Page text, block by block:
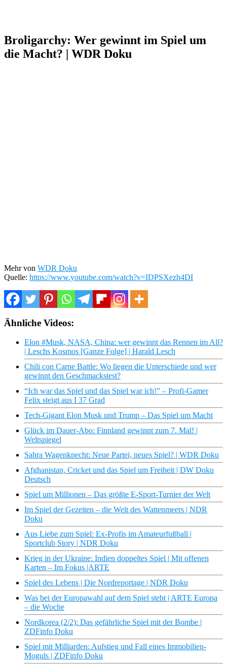
Broligarchy: Wer gewinnt im Spiel um
die Macht? | WDR Doku
Mehr von WDR Doku
Quelle: https://www.youtube.com/watch?v=IDPSXezh4DI
Ähnliche Videos:
Elon #Musk, NASA, China: wer gewinnt das Rennen im All?
| Leschs Kosmos [Ganze Folge] | Harald Lesch
Chili con Carne Battle: Wo liegen die Unterschiede und wer
gewinnt den Geschmackstest?
“Ich war das Spiel und das Spiel war ich!” – Profi-Gamer
Felix steigt aus I 37 Grad
Tech-Gigant Elon Musk und Trump – Das Spiel um Macht
Glück im Dauer-Abo: Finnland gewinnt zum 7. Mal! |
Weltspiegel
Sahra Wagenknecht: Neue Partei, neues Spiel? | WDR Doku
Afghanistan, Cricket und das Spiel um Freiheit | DW Doku
Deutsch
Spiel um Millionen – Das größte E-Sport-Turnier der Welt
Im Spiel der Gezeiten – die Welt des Wattenmeers | NDR
Doku
Aus Liebe zum Spiel: Ex-Profis im Amateurfußball |
Sportclub Story | NDR Doku
Krieg in der Ukraine: Indien doppeltes Spiel | Mit offenen
Karten – Im Fokus |ARTE
Spiel des Lebens | Die Nordreportage | NDR Doku
Was bei der Europawahl auf dem Spiel steht | ARTE Europa
– die Woche
Nordkorea (2/2): Das gefährliche Spiel mit der Bombe |
ZDFinfo Doku
Spiel mit Milliarden: Aufstieg und Fall eines Immobilien-
Moguls | ZDFinfo Doku